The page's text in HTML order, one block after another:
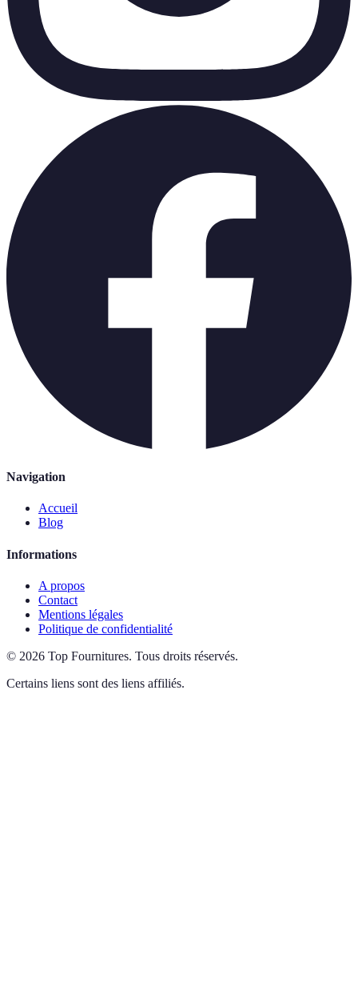
Navigation
Accueil
Blog
Informations
A propos
Contact
Mentions légales
Politique de confidentialité
© 2026 Top Fournitures. Tous droits réservés.
Certains liens sont des liens affiliés.